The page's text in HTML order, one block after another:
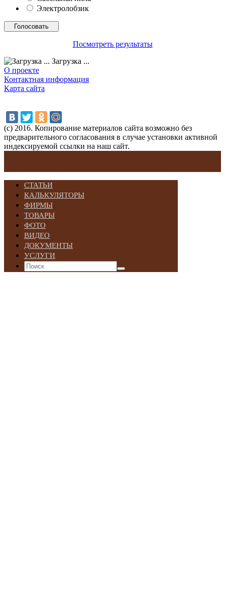
Электролобзик
Посмотреть результаты
Загрузка ...
О проекте
Контактная информация
Карта сайта
(с) 2016. Копирование материалов сайта возможно без
предварительного согласования в случае установки активной
индексируемой ссылки на наш сайт.
СТАТЬИ
КАЛЬКУЛЯТОРЫ
ФИРМЫ
ТОВАРЫ
ФОТО
ВИДЕО
ДОКУМЕНТЫ
УСЛУГИ